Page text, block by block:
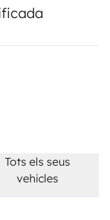
Tots els seus
vehicles